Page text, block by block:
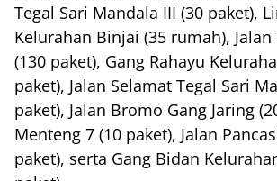
Tegal Sari Mandala III (30 paket),
Kelurahan Binjai (35 rumah), Jalan
(130 paket), Gang Rahayu
paket), Jalan Selamat Tegal Sari
paket), Jalan Bromo Gang Jaring
Menteng 7 (10 paket), Jalan
paket), serta Gang Bidan